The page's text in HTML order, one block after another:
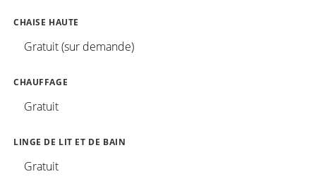
CHAISE HAUTE
Gratuit (sur demande)
CHAUFFAGE
Gratuit
LINGE DE LIT ET DE BAIN
Gratuit